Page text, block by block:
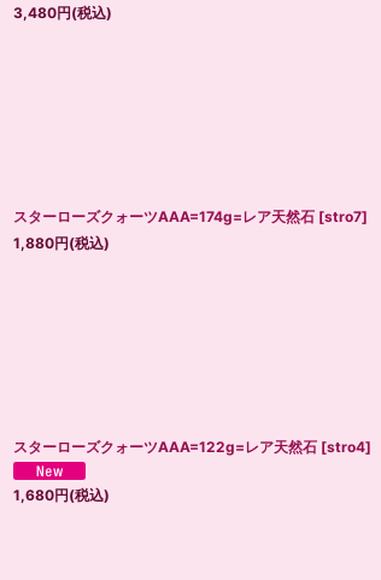
3,480円(税込)
スターローズクォーツAAA=174g=レア天然石 [stro7]
1,880円(税込)
スターローズクォーツAAA=122g=レア天然石 [stro4]
1,680円(税込)